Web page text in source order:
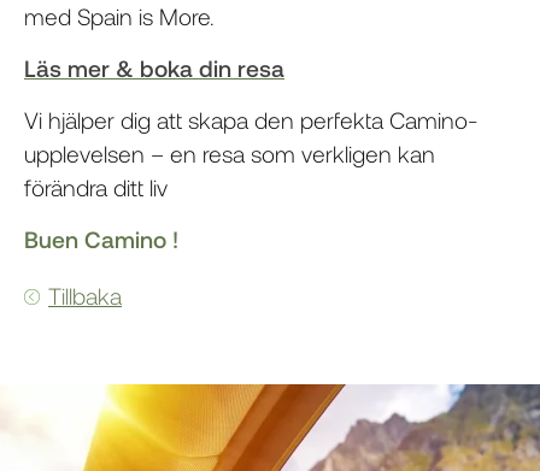
med Spain is More.
Läs mer & boka din resa
Vi hjälper dig att skapa den perfekta Camino-
upplevelsen – en resa som verkligen kan
förändra ditt liv
Buen Camino !
Tillbaka